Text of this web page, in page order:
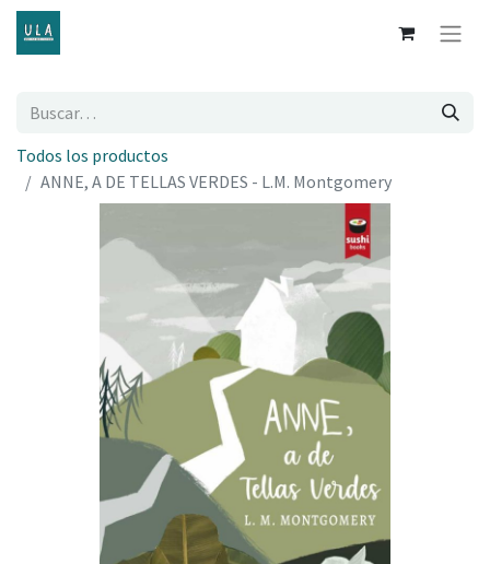
Todos los productos
ANNE, A DE TELLAS VERDES - L.M. Montgomery